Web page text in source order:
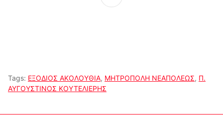
Tags: ΕΞΟΔΙΟΣ ΑΚΟΛΟΥΘΙΑ, ΜΗΤΡΟΠΟΛΗ ΝΕΑΠΟΛΕΩΣ, Π.
ΑΥΓΟΥΣΤΙΝΟΣ ΚΟΥΤΕΛΙΕΡΗΣ